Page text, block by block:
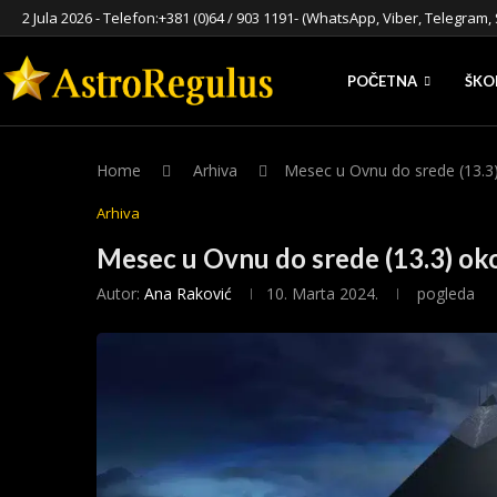
2 Jula 2026 - Telefon:+381 (0)64 / 903 1191- (WhatsApp, Viber, Telegram,
POČETNA
Home Arhiva Mesec u Ovnu do srede
Arhiva
Mesec u Ovnu do srede (13.3)
Autor: Ana Raković 10. Marta 2024. pogleda